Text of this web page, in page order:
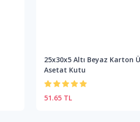
25x30x5 Altı Beyaz Karton
Asetat Kutu
51.65 TL